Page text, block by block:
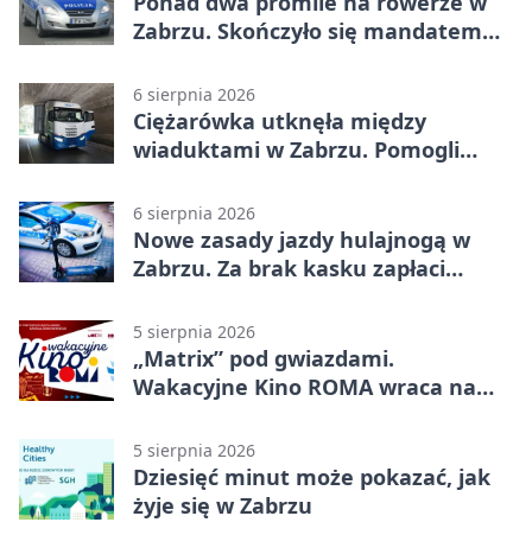
Zabrzu. Skończyło się mandatem
6 sierpnia 2026
Ciężarówka utknęła między
wiaduktami w Zabrzu. Pomogli
6 sierpnia 2026
Nowe zasady jazdy hulajnogą w
Zabrzu. Za brak kasku zapłaci
5 sierpnia 2026
„Matrix” pod gwiazdami.
Wakacyjne Kino ROMA wraca na
5 sierpnia 2026
Dziesięć minut może pokazać, jak
żyje się w Zabrzu